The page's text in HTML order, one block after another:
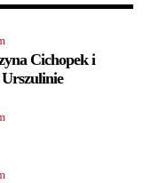
Cichopek i